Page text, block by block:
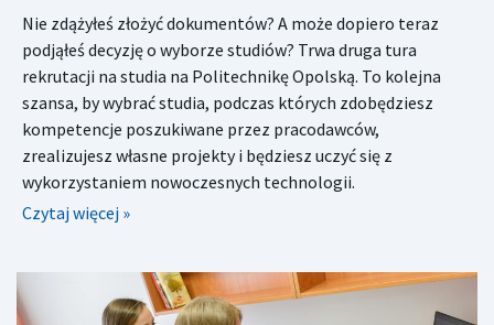
Nie zdążyłeś złożyć dokumentów? A może dopiero teraz
podjąłeś decyzję o wyborze studiów? Trwa druga tura
rekrutacji na studia na Politechnikę Opolską. To kolejna
szansa, by wybrać studia, podczas których zdobędziesz
kompetencje poszukiwane przez pracodawców,
zrealizujesz własne projekty i będziesz uczyć się z
wykorzystaniem nowoczesnych technologii.
Czytaj więcej »